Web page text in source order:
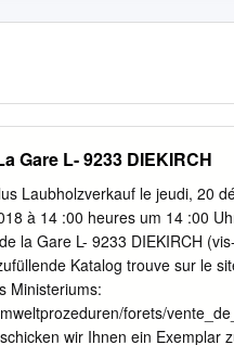
Gare L- 9233 DIEKIRCH
Laubholzverkauf le jeudi, 20
à 14 :00 heures um 14 :00
la Gare L- 9233 DIEKIRCH
Katalog trouve sur le
Ministeriums:
forets/
wir Ihnen ein Exemplar